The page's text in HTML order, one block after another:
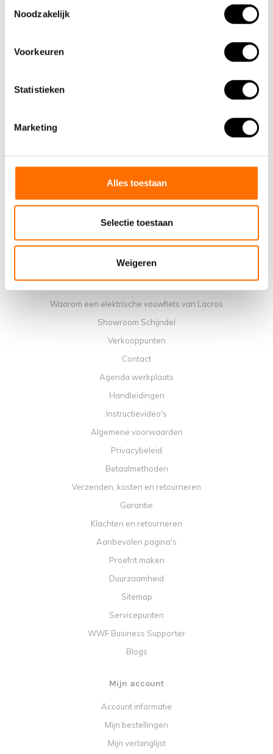
Noodzakelijk
Voorkeuren
Statistieken
Marketing
Alles toestaan
Selectie toestaan
Weigeren
Nieuwe Eerdsebaan 16, 5482 VS Schijndel Nederland
sales@lacros.nl
Informatie
Waarom een elektrische vouwfiets van Lacros
Showroom Schijndel
Verkooppunten
Contact
Agenda werkplaats
Handleidingen
Instructievideo's
Algemene voorwaarden
Privacybeleid
Betaalmethoden
Verzenden, kosten en retourneren
Garantie
Klachten en retourneren
Aanbevolen pagina's
Proefrit maken
Duurzaamheid
Sitemap
Servicepunten
WWF Business Supporter
Blogs
Mijn account
Account informatie
Mijn bestellingen
Mijn verlanglijst